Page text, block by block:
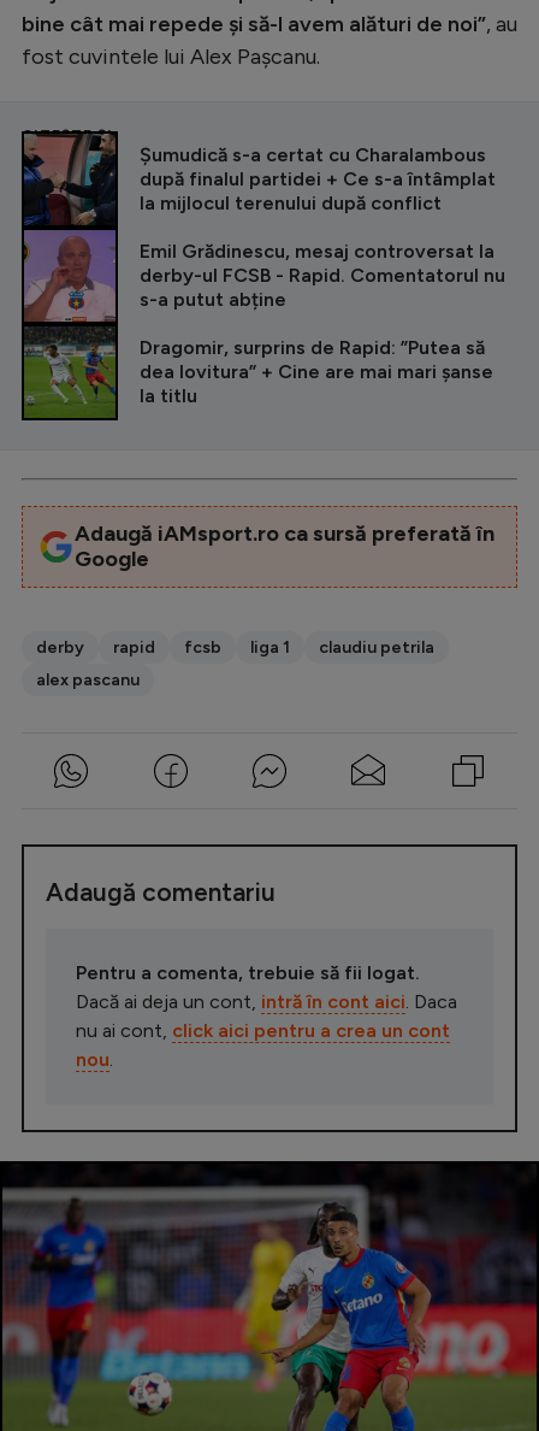
bine cât mai repede și să-l avem alături de noi”, au
fost cuvintele lui Alex Pașcanu.
CITEȘTE ȘI
Șumudică s-a certat cu Charalambous
după finalul partidei + Ce s-a întâmplat
la mijlocul terenului după conflict
Emil Grădinescu, mesaj controversat la
derby-ul FCSB - Rapid. Comentatorul nu
s-a putut abține
Dragomir, surprins de Rapid: ”Putea să
dea lovitura” + Cine are mai mari șanse
la titlu
Adaugă iAMsport.ro ca sursă preferată în
Google
derby rapid fcsb liga 1
claudiu petrila
alex pascanu
Adaugă comentariu
Pentru a comenta, trebuie să fii logat.
Dacă ai deja un cont, intră în cont aici. Daca
nu ai cont, click aici pentru a crea un cont
nou.